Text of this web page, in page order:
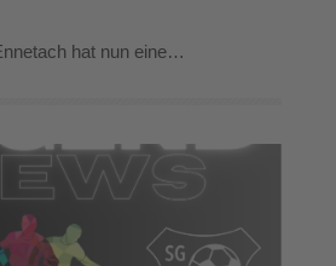
hat nun eine…